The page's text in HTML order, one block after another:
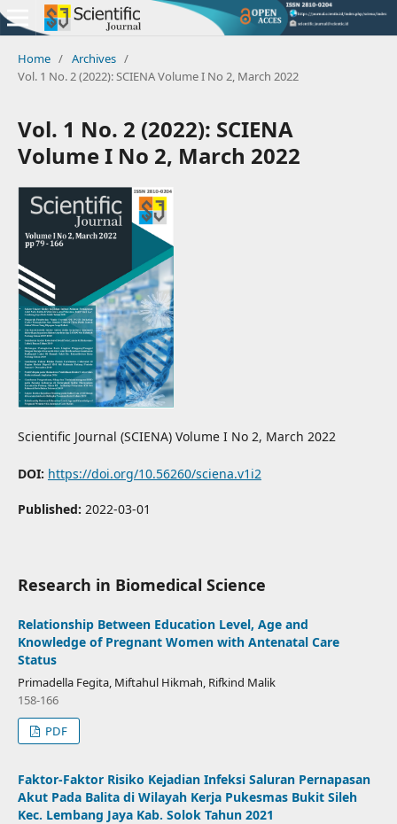
Home / Archives /
Vol. 1 No. 2 (2022): SCIENA Volume I No 2, March 2022
Vol. 1 No. 2 (2022): SCIENA
Volume I No 2, March 2022
Scientific Journal (SCIENA) Volume I No 2, March 2022
DOI: https://doi.org/10.56260/sciena.v1i2
Published: 2022-03-01
Research in Biomedical Science
Relationship Between Education Level, Age and
Knowledge of Pregnant Women with Antenatal Care
Status
Primadella Fegita, Miftahul Hikmah, Rifkind Malik
158-166
PDF
Faktor-Faktor Risiko Kejadian Infeksi Saluran Pernapasan
Akut Pada Balita di Wilayah Kerja Pukesmas Bukit Sileh
Kec. Lembang Jaya Kab. Solok Tahun 2021